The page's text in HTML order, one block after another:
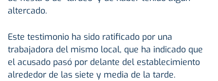
altercado.
Este testimonio ha sido ratificado por una
trabajadora del mismo local, que ha indicado que
el acusado pasó por delante del establecimiento
alrededor de las siete y media de la tarde.